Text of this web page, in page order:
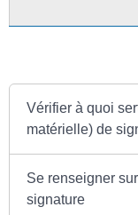
Vérifier à quoi
matérielle) de
Se renseigner
signature